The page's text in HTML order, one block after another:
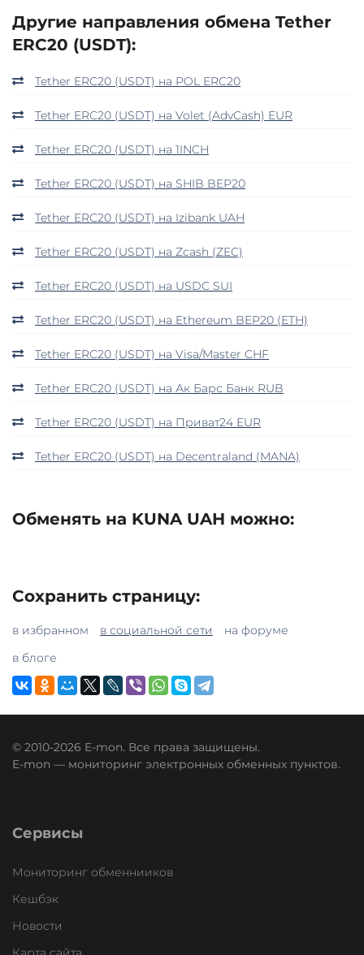
Другие направления обмена Tether
ERC20 (USDT):
Tether ERC20 (USDT) на POL ERC20
Tether ERC20 (USDT) на Volet (AdvCash) EUR
Tether ERC20 (USDT) на 1INCH
Tether ERC20 (USDT) на SHIB BEP20
Tether ERC20 (USDT) на Izibank UAH
Tether ERC20 (USDT) на Zcash (ZEC)
Tether ERC20 (USDT) на USDC SUI
Tether ERC20 (USDT) на Ethereum BEP20 (ETH)
Tether ERC20 (USDT) на Visa/Master CHF
Tether ERC20 (USDT) на Ак Барс Банк RUB
Tether ERC20 (USDT) на Приват24 EUR
Tether ERC20 (USDT) на Decentraland (MANA)
Обменять на KUNA UAH можно:
Сохранить страницу:
в избранном в социальной сети
на форуме
в блоге
© 2010-2026 E-mon. Все права защищены.
E-mon — мониторинг электронных обменных пунктов.
Сервисы
Мониторинг обменнииков
Кешбэк
Новости